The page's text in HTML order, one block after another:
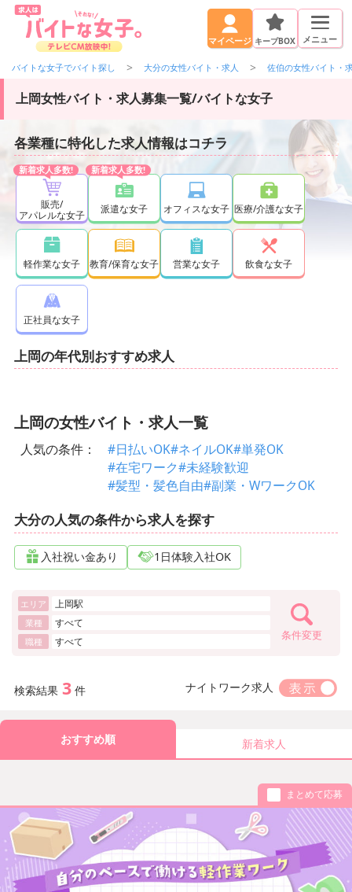
マイページ キープBOX メニュー
バイトな女子でバイト探し 大分の女性バイト・求人 佐伯の女性バイト・
上岡女性バイト・求人募集一覧/バイトな女子
各業種に特化した求人情報はコチラ
販売/
アパレルな女子
派遣な女子 オフィスな女子 医療/介護な女子
軽作業な女子 教育/保育な女子 営業な女子 飲食な女子
正社員な女子
上岡の年代別おすすめ求人
上岡の女性バイト・求人一覧
人気の条件： #日払いOK#ネイルOK#単発OK
#在宅ワーク#未経験歓迎
#髪型・髪色自由#副業・WワークOK
大分の人気の条件から求人を探す
入社祝い金あり 1日体験入社OK
エリア 上岡駅
業種 すべて
職種 すべて 条件変更
検索結果 3 件 ナイトワーク求人
おすすめ順 新着求人
まとめて応募